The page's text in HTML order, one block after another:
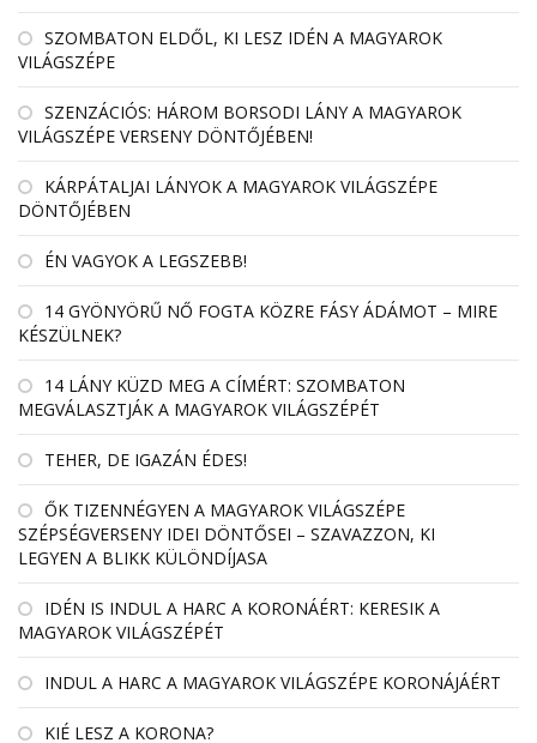
SZOMBATON ELDŐL, KI LESZ IDÉN A MAGYAROK
VILÁGSZÉPE
SZENZÁCIÓS: HÁROM BORSODI LÁNY A MAGYAROK
VILÁGSZÉPE VERSENY DÖNTŐJÉBEN!
KÁRPÁTALJAI LÁNYOK A MAGYAROK VILÁGSZÉPE
DÖNTŐJÉBEN
ÉN VAGYOK A LEGSZEBB!
14 GYÖNYÖRŰ NŐ FOGTA KÖZRE FÁSY ÁDÁMOT – MIRE
KÉSZÜLNEK?
14 LÁNY KÜZD MEG A CÍMÉRT: SZOMBATON
MEGVÁLASZTJÁK A MAGYAROK VILÁGSZÉPÉT
TEHER, DE IGAZÁN ÉDES!
ŐK TIZENNÉGYEN A MAGYAROK VILÁGSZÉPE
SZÉPSÉGVERSENY IDEI DÖNTŐSEI – SZAVAZZON, KI
LEGYEN A BLIKK KÜLÖNDÍJASA
IDÉN IS INDUL A HARC A KORONÁÉRT: KERESIK A
MAGYAROK VILÁGSZÉPÉT
INDUL A HARC A MAGYAROK VILÁGSZÉPE KORONÁJÁÉRT
KIÉ LESZ A KORONA?